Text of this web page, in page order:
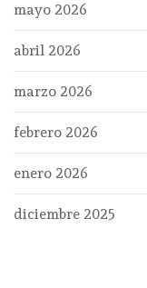
mayo 2026
abril 2026
marzo 2026
febrero 2026
enero 2026
diciembre 2025